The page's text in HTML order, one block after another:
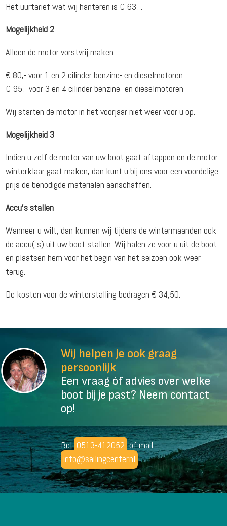
Het uurtarief wat wij hanteren is € 63,-.
Mogelijkheid 2
Alleen de motor vorstvrij maken.
€ 80,- voor 1 en 2 cilinder benzine- en dieselmotoren
€ 95,- voor 3 en 4 cilinder benzine- en dieselmotoren
Wij starten de motor in het voorjaar niet weer voor u op.
Mogelijkheid 3
Indien u zelf de motor van uw boot gaat aftappen en de motor
winterklaar gaat maken, dan kunt u bij ons voor een voordelige
prijs de benodigde materialen aanschaffen.
Accu’s stallen
Wanneer u wilt, dan kunnen wij tijdens de wintermaanden ook
de accu(‘s) uit uw boot stallen. Wij halen ze voor u uit de boot
en plaatsen hem voor het begin van het seizoen ook weer
terug.
De kosten voor de winterstalling bedragen € 34,50.
Wij helpen je ook graag
persoonlijk
Een vraag óf advies over welke
boot bij je past? Neem contact
op!
Bel 0513-412052 of mail
info@sailingcenter.nl